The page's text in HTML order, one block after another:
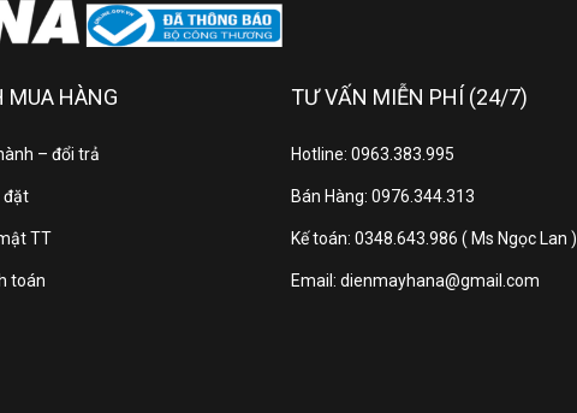
1670 x 967 x 72 mm
1670 x 1030 x 349 mm
MUA HÀNG
– đổi trả
đặt
TT
toán
TƯ VẤN MIỄN PHÍ (24/7)
Hotline: 0963.383.995
Bán Hàng: 0976.344.313
Kế toán: 0348.643.986 ( Ms Ngọc Lan )
Email: dienmayhana@gmail.com